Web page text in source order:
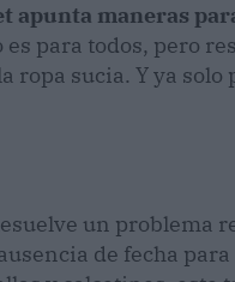
apunta maneras
es para todos, pero
ropa sucia. Y ya
un problema
de fecha